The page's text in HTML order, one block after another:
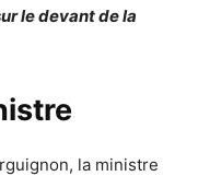
le devant de la
la ministre